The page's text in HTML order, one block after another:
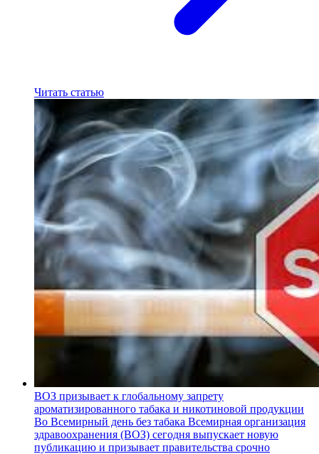
Читать статью
ВОЗ призывает к глобальному запрету
ароматизированного табака и никотиновой продукции
Во Всемирный день без табака Всемирная организация
здравоохранения (ВОЗ) сегодня выпускает новую
публикацию и призывает правительства срочно